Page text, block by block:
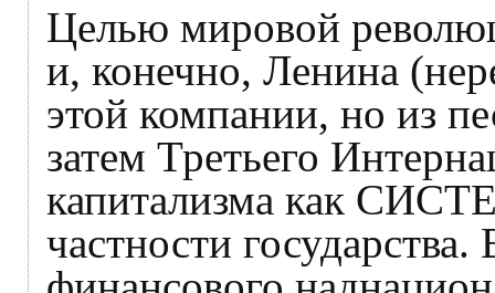
Целью мировой
и, конечно, Ленина
этой компании, но из
затем Третьего
капитализма как
частности